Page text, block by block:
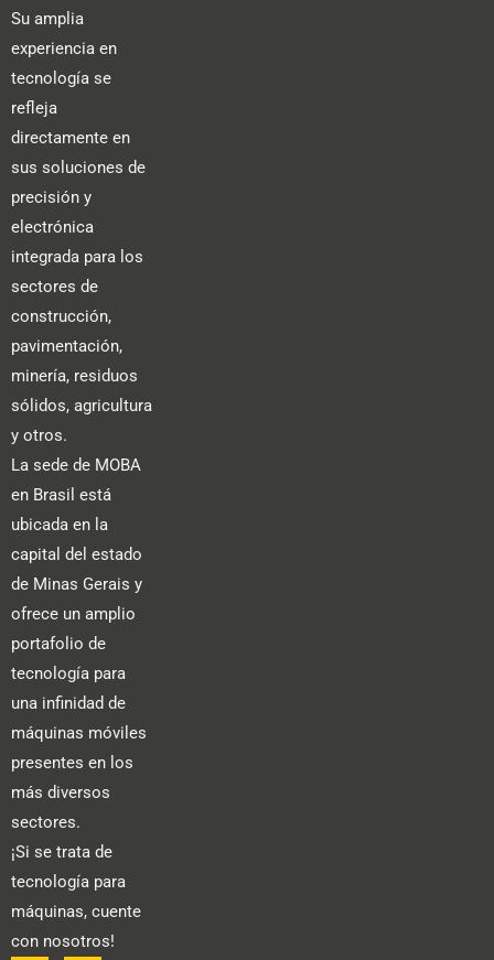
Su amplia
experiencia en
tecnología se
refleja
directamente en
sus soluciones de
precisión y
electrónica
integrada para los
sectores de
construcción,
pavimentación,
minería, residuos
sólidos, agricultura
y otros.
La sede de MOBA
en Brasil está
ubicada en la
capital del estado
de Minas Gerais y
ofrece un amplio
portafolio de
tecnología para
una infinidad de
máquinas móviles
presentes en los
más diversos
sectores.
¡Si se trata de
tecnología para
máquinas, cuente
con nosotros!